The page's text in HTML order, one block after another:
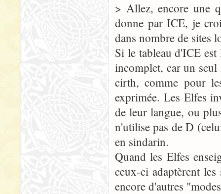
> Allez, encore une
donne par ICE, je
dans nombre de sites
Si le tableau d'ICE
incomplet, car un
cirth, comme pour
exprimée. Les Elfes
de leur langue, ou
n'utilise pas de D
en sindarin.
Quand les Elfes
ceux-ci adaptèrent
encore d'autres